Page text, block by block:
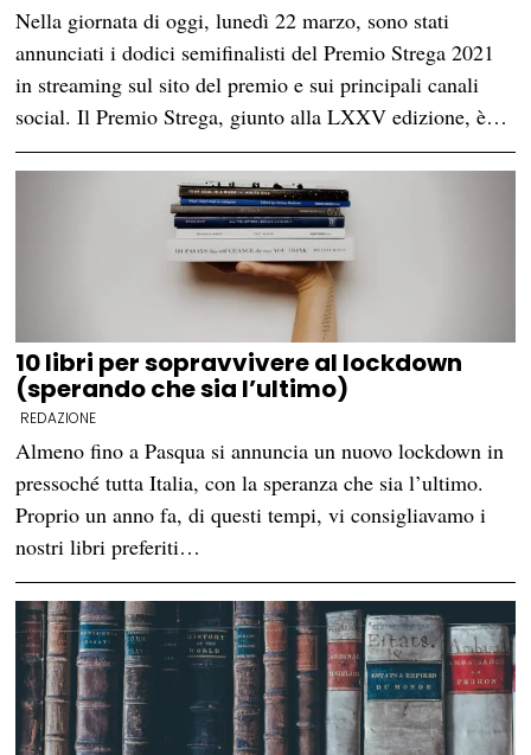
Nella giornata di oggi, lunedì 22 marzo, sono stati
annunciati i dodici semifinalisti del Premio Strega 2021
in streaming sul sito del premio e sui principali canali
social. Il Premio Strega, giunto alla LXXV edizione, è…
10 libri per sopravvivere al lockdown
(sperando che sia l’ultimo)
REDAZIONE
Almeno fino a Pasqua si annuncia un nuovo lockdown in
pressoché tutta Italia, con la speranza che sia l’ultimo.
Proprio un anno fa, di questi tempi, vi consigliavamo i
nostri libri preferiti…